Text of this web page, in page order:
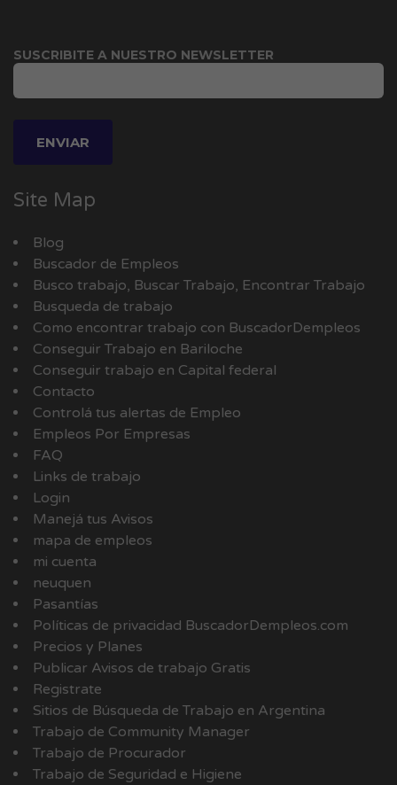
SUSCRIBITE A NUESTRO NEWSLETTER
Site Map
Blog
Buscador de Empleos
Busco trabajo, Buscar Trabajo, Encontrar Trabajo
Busqueda de trabajo
Como encontrar trabajo con BuscadorDempleos
Conseguir Trabajo en Bariloche
Conseguir trabajo en Capital federal
Contacto
Controlá tus alertas de Empleo
Empleos Por Empresas
FAQ
Links de trabajo
Login
Manejá tus Avisos
mapa de empleos
mi cuenta
neuquen
Pasantías
Políticas de privacidad BuscadorDempleos.com
Precios y Planes
Publicar Avisos de trabajo Gratis
Registrate
Sitios de Búsqueda de Trabajo en Argentina
Trabajo de Community Manager
Trabajo de Procurador
Trabajo de Seguridad e Higiene